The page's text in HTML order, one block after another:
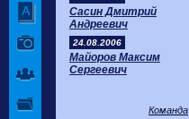
Сасин Дмитрий
Андреевич
24.08.2006
Майоров Максим
Сергеевич
Команда